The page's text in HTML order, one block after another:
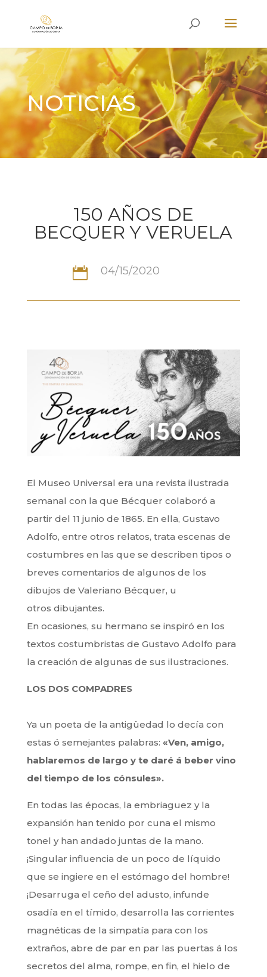
NOTICIAS
150 AÑOS DE
BECQUER Y VERUELA
 04/15/2020
El Museo Universal era una revista ilustrada
semanal con la que Bécquer colaboró a
partir del 11 junio de 1865. En ella, Gustavo
Adolfo, entre otros relatos, trata escenas de
costumbres en las que se describen tipos o
breves comentarios de algunos de los
dibujos de Valeriano Bécquer, u
otros dibujantes.
En ocasiones, su hermano se inspiró en los
textos costumbristas de Gustavo Adolfo para
la creación de algunas de sus ilustraciones.
LOS DOS COMPADRES
Ya un poeta de la antigüedad lo decía con
estas ó semejantes palabras: «Ven, amigo,
hablaremos de largo y te daré á beber vino
del tiempo de los cónsules».
En todas las épocas, la embriaguez y la
expansión han tenido por cuna el mismo
tonel y han andado juntas de la mano.
¡Singular influencia de un poco de líquido
que se ingiere en el estómago del hombre!
¡Desarruga el ceño del adusto, infunde
osadía en el tímido, desarrolla las corrientes
magnéticas de la simpatía para con los
extraños, abre de par en par las puertas á los
secretos del alma, rompe, en fin, el hielo de